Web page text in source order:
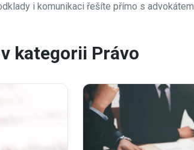
i komunikaci řešíte přímo s
kategorii Právo